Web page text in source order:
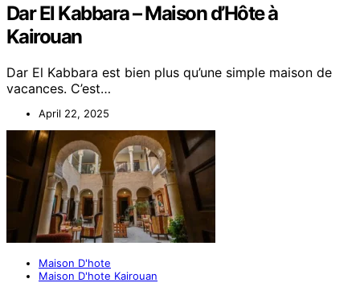
Dar El Kabbara – Maison d’Hôte à
Kairouan
Dar El Kabbara est bien plus qu’une simple maison de
vacances. C’est…
April 22, 2025
Maison D'hote
Maison D'hote Kairouan